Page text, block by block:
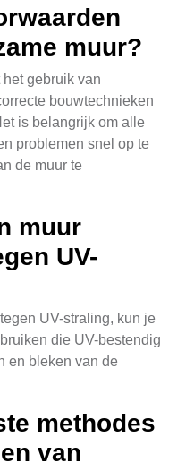
muur?
gebruik van
bouwtechnieken
is belangrijk om alle
problemen snel op te
de muur te
muur
UV-
UV-straling, kun je
die UV-bestendig
en bleken van de
methodes
van